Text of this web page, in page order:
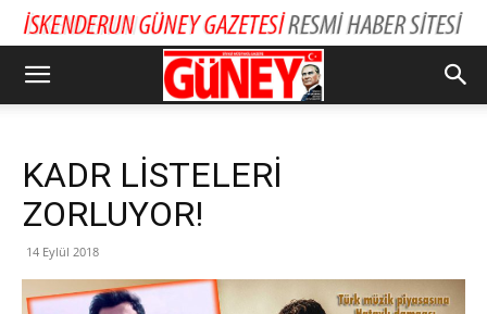
KADR LİSTELERİ
ZORLUYOR!
14 Eylül 2018